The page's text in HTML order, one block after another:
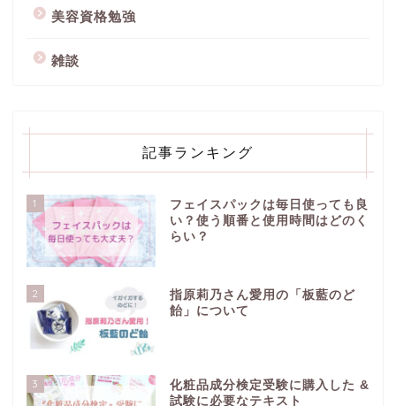
美容資格勉強
雑談
記事ランキング
1
フェイスパックは毎日使っても良
い？使う順番と使用時間はどのく
らい？
2
指原莉乃さん愛用の「板藍のど
飴」について
3
化粧品成分検定受験に購入した &
試験に必要なテキスト